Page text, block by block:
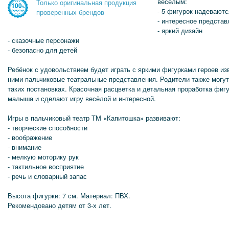
Только оригинальная продукция
проверенных брендов
- 5 фигурок
- интересное
- яркий дизайн
- сказочные персонажи
- безопасно для детей
Ребёнок с удовольствием будет играть с яркими фигурками героев
ними пальчиковые театральные представления. Родители также
таких постановках. Красочная расцветка и детальная проработка
малыша и сделают игру весёлой и интересной.
Игры в пальчиковый театр ТМ «Капитошка» развивают:
- творческие способности
- воображение
- внимание
- мелкую моторику рук
- тактильное восприятие
- речь и словарный запас
Высота фигурки: 7 см. Материал: ПВХ.
Рекомендовано детям от 3-х лет.